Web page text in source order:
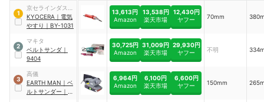
1
京セラインダスト
リアルツールズ
KYOCERA ｜ 電気
やすり ｜ BY-1031
13,613円
Amazon
13,538円
楽天市場
12,430円
ヤフー
70mm
2
マキタ
ベルトサンダ ｜
9404
30,725円
Amazon
31,009円
楽天市場
29,930円
ヤフー
不明
3
高儀
EARTH MAN ｜ ベ
ルトサンダー ｜
6,964円
Amazon
6,100円
楽天市場
6,600円
ヤフー
150mm